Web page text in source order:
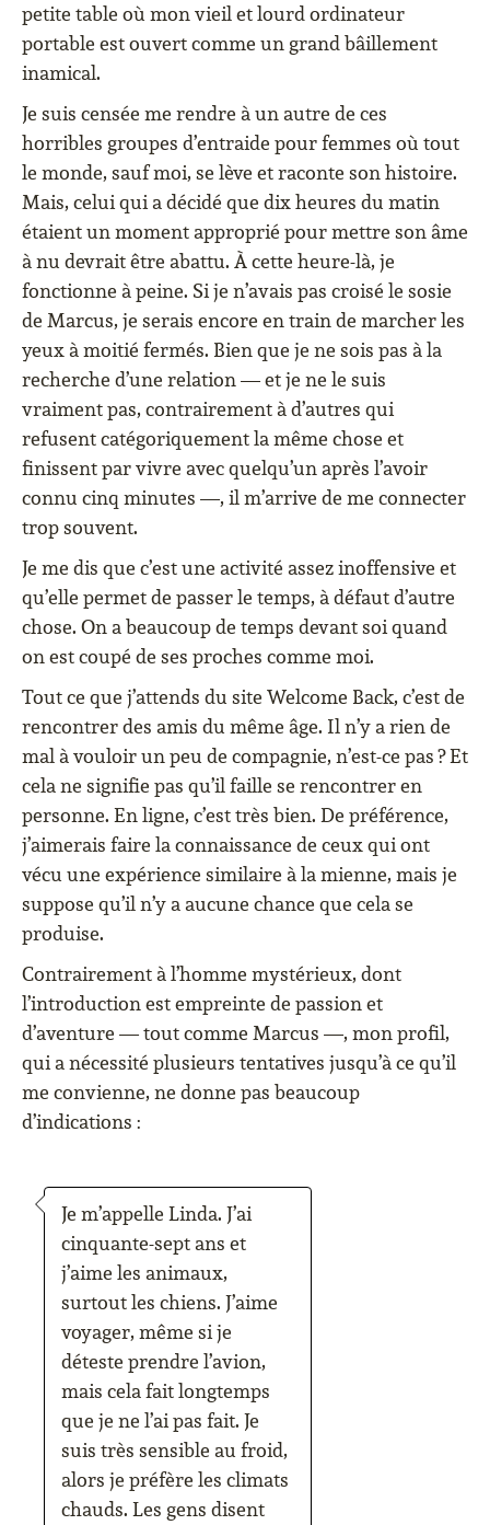
petite table où mon vieil et lourd ordinateur
portable est ouvert comme un grand bâillement
inamical.
Je suis censée me rendre à un autre de ces
horribles groupes d’entraide pour femmes où tout
le monde, sauf moi, se lève et raconte son histoire.
Mais, celui qui a décidé que dix heures du matin
étaient un moment approprié pour mettre son âme
à nu devrait être abattu. À cette heure-là, je
fonctionne à peine. Si je n’avais pas croisé le sosie
de Marcus, je serais encore en train de marcher les
yeux à moitié fermés. Bien que je ne sois pas à la
recherche d’une relation — et je ne le suis
vraiment pas, contrairement à d’autres qui
refusent catégoriquement la même chose et
finissent par vivre avec quelqu’un après l’avoir
connu cinq minutes —, il m’arrive de me connecter
trop souvent.
Je me dis que c’est une activité assez inoffensive et
qu’elle permet de passer le temps, à défaut d’autre
chose. On a beaucoup de temps devant soi quand
on est coupé de ses proches comme moi.
Tout ce que j’attends du site Welcome Back, c’est de
rencontrer des amis du même âge. Il n’y a rien de
mal à vouloir un peu de compagnie, n’est-ce pas ? Et
cela ne signifie pas qu’il faille se rencontrer en
personne. En ligne, c’est très bien. De préférence,
j’aimerais faire la connaissance de ceux qui ont
vécu une expérience similaire à la mienne, mais je
suppose qu’il n’y a aucune chance que cela se
produise.
Contrairement à l’homme mystérieux, dont
l’introduction est empreinte de passion et
d’aventure — tout comme Marcus —, mon profil,
qui a nécessité plusieurs tentatives jusqu’à ce qu’il
me convienne, ne donne pas beaucoup
d’indications :
Je m’appelle Linda. J’ai
cinquante-sept ans et
j’aime les animaux,
surtout les chiens. J’aime
voyager, même si je
déteste prendre l’avion,
mais cela fait longtemps
que je ne l’ai pas fait. Je
suis très sensible au froid,
alors je préfère les climats
chauds. Les gens disent